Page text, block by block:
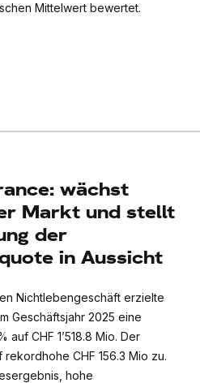
Mittelwert bewertet.
wächst
Markt und stellt
der
in Aussicht
Nichtlebengeschäft erzielte
Geschäftsjahr 2025 eine
CHF 1’518.8 Mio. Der
CHF 156.3 Mio zu.
hohe